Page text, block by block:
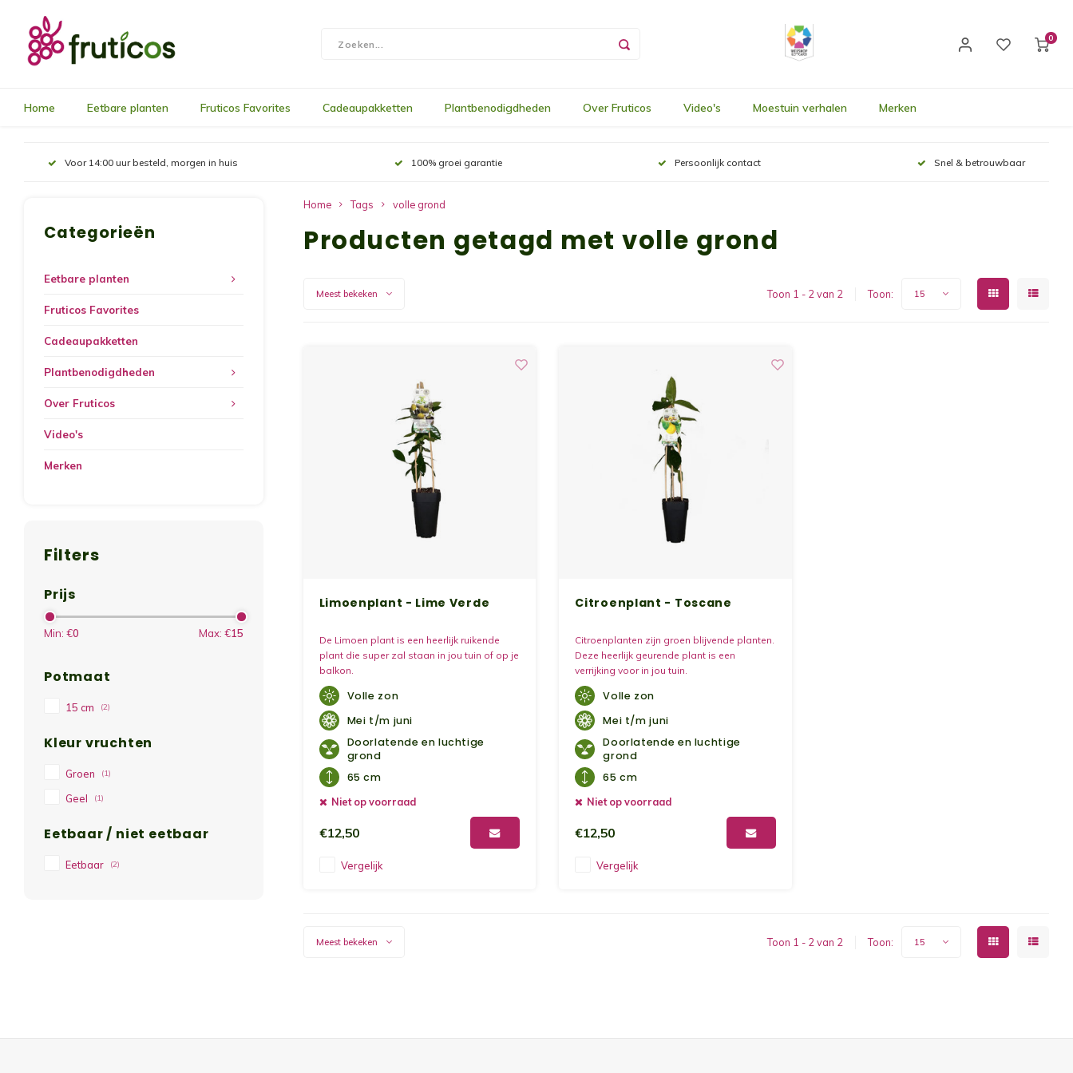
0
Home Eetbare planten Fruticos Favorites Cadeaupakketten Plantbenodigdheden Over Fruticos Video's Moestuin verhalen Merken
Voor 14:00 uur besteld, morgen in huis 100% groei garantie Persoonlijk contact Snel & betrouwbaar
Categorieën
Eetbare planten
Fruticos Favorites
Cadeaupakketten
Plantbenodigdheden
Over Fruticos
Video's
Merken
Filters
Prijs
Min: €0 Max: €15
Potmaat
15 cm (2)
Kleur vruchten
Groen (1)
Geel (1)
Eetbaar / niet eetbaar
Eetbaar (2)
Home Tags volle grond
Producten getagd met volle grond
Meest bekeken Toon 1 - 2 van 2 Toon: 15
Limoenplant - Lime Verde
De Limoen plant is een heerlijk ruikende
plant die super zal staan in jou tuin of op je
balkon.
Volle zon
Mei t/m juni
Doorlatende en luchtige
grond
65 cm
Niet op voorraad
€12,50
Vergelijk
Citroenplant - Toscane
Citroenplanten zijn groen blijvende planten.
Deze heerlijk geurende plant is een
verrijking voor in jou tuin.
Volle zon
Mei t/m juni
Doorlatende en luchtige
grond
65 cm
Niet op voorraad
€12,50
Vergelijk
Meest bekeken Toon 1 - 2 van 2 Toon: 15